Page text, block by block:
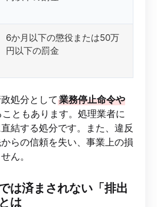
6か月以下の懲役または50万
円以下の罰金
処分として業務停止命令や
こともあります。処理業者に
結する処分です。また、違反
らの信頼を失い、事業上の損
ん。
は済まされない「排出
は